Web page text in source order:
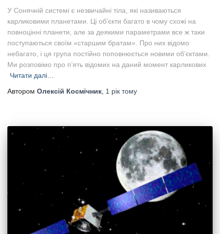
У Сонячній системі є незвичайні тіла, які називаються
карликовими планетами. Ці об’єкти багато в чому схожі на
повноцінні планети, але за деякими параметрами все ж таки
поступаються своїм «старшим братам». Про них відомо
небагато, і ця група постійно поповнюється новими об’єктами.
Ми розповімо про п’ять відомих на даний момент карликових
Читати далі…
Автором Олексій Космічник 1 рік тому